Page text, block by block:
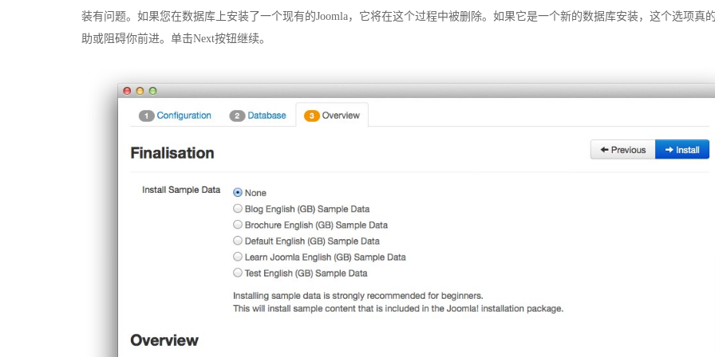
装有问题。如果您在数据库上安装了一个现有的Joomla，它将在这个过程中被删除。如果它是一个新的数据库安装，这个选项真
助或阻碍你前进。单击Next按钮继续。